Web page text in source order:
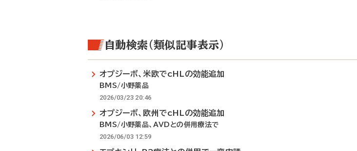
自動検索（類似記事表示）
オプジーボ、米欧でcHLの効能追加
BMS/小野薬品
2026/03/23 20:46
オプジーボ、欧州でcHLの効能追加
BMS/小野薬品、AVDとの併用療法で
2026/06/03 12:59